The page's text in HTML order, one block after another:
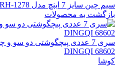
سیم چین سایز 7 اینچ مدل RH-1278 رونیکس
بازگشت به محصولات
سری 7 عددی پیچگوشتی دو
DINGQI 68602
کوشا